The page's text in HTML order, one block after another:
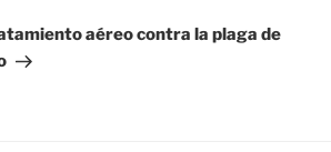
aéreo contra la plaga de